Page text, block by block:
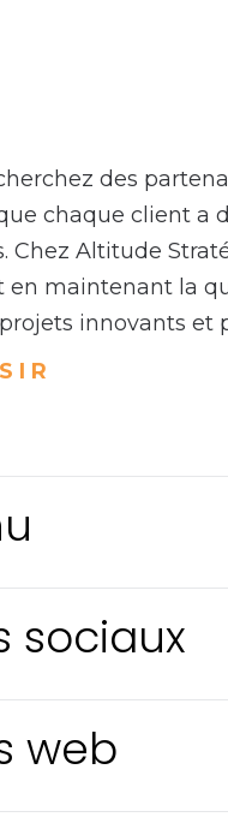
des
chaque client a
Altitude
maintenant la
innovants et
sociaux
web